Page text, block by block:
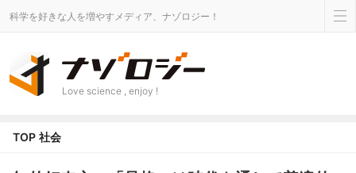
科学を好きな人を増やすメディア、ナゾロジー！
Love science , enjoy !
TOP 社会